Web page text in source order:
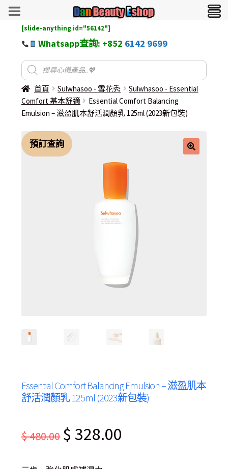
[slide-anything id="56142"]
Whatsapp查詢: +852 6142 9699
首頁 Sulwhasoo - 雪花秀
Sulwhasoo - Essential
Comfort 基本舒適
Essential Comfort Balancing
Emulsion – 滋盈肌本舒活潤顏乳 125ml (2023新包裝)
預訂查詢
Essential Comfort Balancing Emulsion – 滋盈肌本
舒活潤顏乳 125ml (2023新包裝)
$480.00 Original
was:
$ 328.00